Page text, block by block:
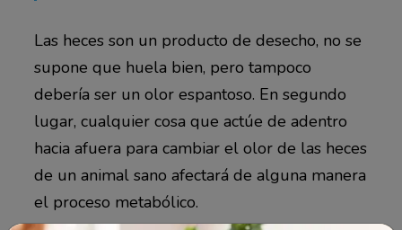
Las heces son un producto de desecho, no se
supone que huela bien, pero tampoco
debería ser un olor espantoso. En segundo
lugar, cualquier cosa que actúe de adentro
hacia afuera para cambiar el olor de las heces
de un animal sano afectará de alguna manera
el proceso metabólico.